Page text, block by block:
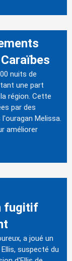
nuits de
une part
région. Cette
par des
Melissa.
améliorer
fugitif
a joué un
suspecté du